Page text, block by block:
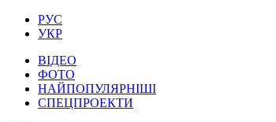
РУС
УКР
ВІДЕО
ФОТО
НАЙПОПУЛЯРНІШІ
СПЕЦПРОЕКТИ